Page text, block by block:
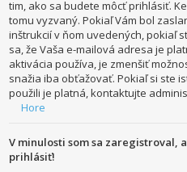
tim, ako sa budete môcť prihlásiť.
tomu vyzvaný. Pokiaľ Vám bol
inštrukcií v ňom uvedených, pokiaľ
sa, že Vaša e-mailová adresa je
aktivácia používa, je zmenšiť
snažia iba obťažovať. Pokiaľ si ste
použili je platná, kontaktujte
Hore
V minulosti som sa zaregistroval,
prihlásiť!